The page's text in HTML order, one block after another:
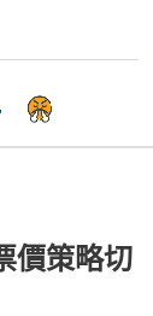
價策略切